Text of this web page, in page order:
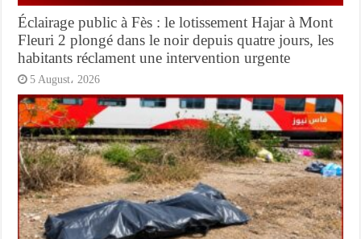
Éclairage public à Fès : le lotissement Hajar à Mont
Fleuri 2 plongé dans le noir depuis quatre jours, les
habitants réclament une intervention urgente
5 August، 2026